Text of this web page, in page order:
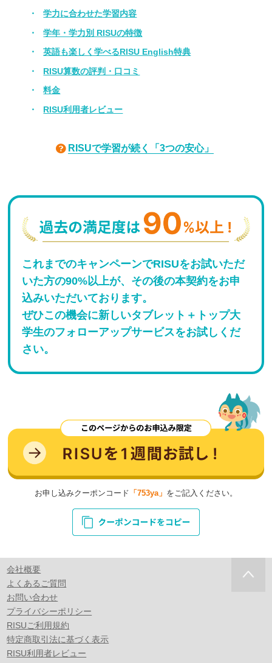
学力に合わせた学習内容
学年・学力別 RISUの特徴
英語も楽しく学べるRISU English特典
RISU算数の評判・口コミ
料金
RISU利用者レビュー
RISUで学習が続く「3つの安心」
これまでのキャンペーンでRISUをお試いただ
いた方の90%以上が、その後の本契約をお申
込みいただいております。
ぜひこの機会に新しいタブレット＋トップ大
学生のフォローアップサービスをお試しくだ
さい。
お申し込みクーポンコード 「753ya」 をご記入ください。
会社概要
よくあるご質問
お問い合わせ
プライバシーポリシー
RISUご利用規約
特定商取引法に基づく表示
RISU利用者レビュー